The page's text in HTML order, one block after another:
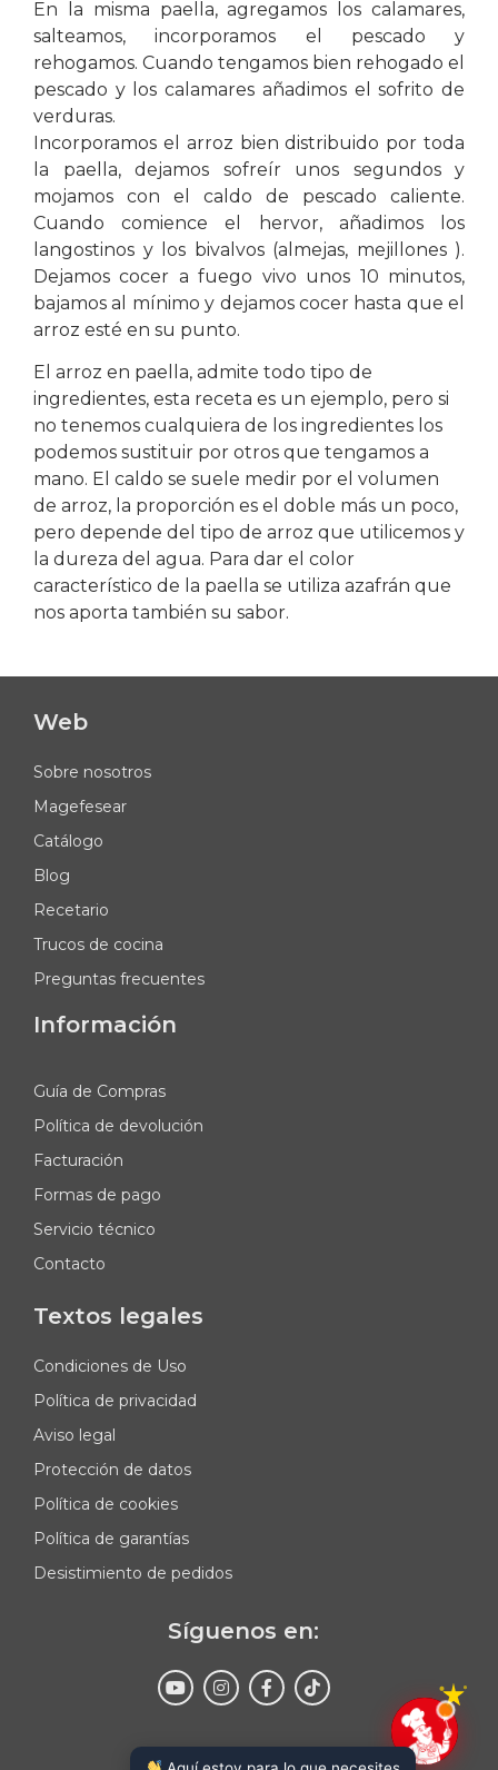
En la misma paella, agregamos los calamares,
salteamos, incorporamos el pescado y
rehogamos. Cuando tengamos bien rehogado el
pescado y los calamares añadimos el sofrito de
verduras.
Incorporamos el arroz bien distribuido por toda
la paella, dejamos sofreír unos segundos y
mojamos con el caldo de pescado caliente.
Cuando comience el hervor, añadimos los
langostinos y los bivalvos (almejas, mejillones ).
Dejamos cocer a fuego vivo unos 10 minutos,
bajamos al mínimo y dejamos cocer hasta que el
arroz esté en su punto.
El arroz en paella, admite todo tipo de
ingredientes, esta receta es un ejemplo, pero si
no tenemos cualquiera de los ingredientes los
podemos sustituir por otros que tengamos a
mano. El caldo se suele medir por el volumen
de arroz, la proporción es el doble más un poco,
pero depende del tipo de arroz que utilicemos y
la dureza del agua. Para dar el color
característico de la paella se utiliza azafrán que
nos aporta también su sabor.
Web
Sobre nosotros
Magefesear
Catálogo
Blog
Recetario
Trucos de cocina
Preguntas frecuentes
Información
Guía de Compras
Política de devolución
Facturación
Formas de pago
Servicio técnico
Contacto
Textos legales
Condiciones de Uso
Política de privacidad
Aviso legal
Protección de datos
Política de cookies
Política de garantías
Desistimiento de pedidos
Síguenos en:
Enviar